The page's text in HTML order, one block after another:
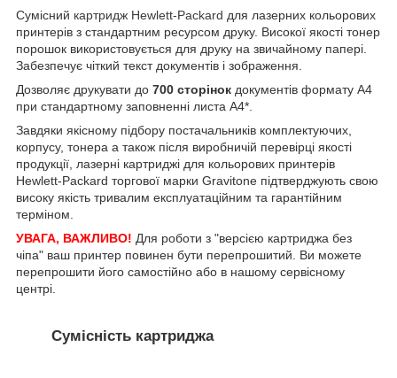
Сумісний картридж Hewlett-Packard для лазерних кольорових
принтерів з стандартним ресурсом друку. Високої якості тонер
порошок використовується для друку на звичайному папері.
Забезпечує чіткий текст документів і зображення.
Дозволяє друкувати до 700 сторінок документів формату А4
при стандартному заповненні листа А4*.
Завдяки якісному підбору постачальників комплектуючих,
корпусу, тонера а також після виробничій перевірці якості
продукції, лазерні картриджі для кольорових принтерів
Hewlett-Packard торгової марки Gravitone підтверджують свою
високу якість тривалим експлуатаційним та гарантійним
терміном.
УВАГА, ВАЖЛИВО! Для роботи з "версією картриджа без
чіпа" ваш принтер повинен бути перепрошитий. Ви можете
перепрошити його самостійно або в нашому сервісному
центрі.
Сумісність картриджа